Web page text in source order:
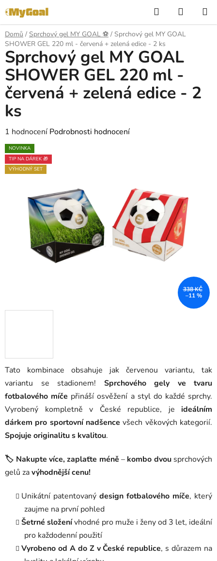
na
obsah
Hledat
KOŠÍK
Domů / Sprchový gel MY GOAL ⚽️ / Sprchový gel MY GOAL
SHOWER GEL 220 ml - červená + zelená edice - 2 ks
Tato kombinace obsahuje jak červenou variantu, tak
variantu se stadionem! Sprchového gely ve tvaru
fotbalového míče přináší osvěžení a styl do každé sprchy.
Vyrobený kompletně v České republice, je ideálním
dárkem pro sportovní nadšence všech věkových kategorií.
Spojuje originalitu s kvalitou.
🏷️ Nakupte více, zaplaťte méně – kombo dvou sprchových
gelů zavýhodnější cenu!
Unikátní patentovaný design fotbalového míče, který
zaujme na první pohled
Šetrné složenívhodné pro muže i ženy od 3 let, ideální
pro každodenní použití
Vyrobeno od A do Z v České republice, s důrazem na
Sprchový gel MY GOAL
SHOWER GEL 220 ml -
červená + zelená edice - 2
ks
Průměrné
hodnocení
produktu
je
hvězdiček.
1 hodnocení Podrobnosti hodnocení
NOVINKA
TIP NA DÁREK 🎁
VÝHODNÝ SET
338 KČ
–11 %